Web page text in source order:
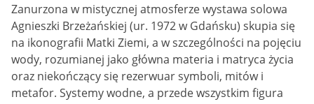
Zanurzona w mistycznej atmosferze wystawa solowa
Agnieszki Brzeżańskiej (ur. 1972 w Gdańsku) skupia się
na ikonografii Matki Ziemi, a w szczególności na pojęciu
wody, rozumianej jako główna materia i matryca życia
oraz niekończący się rezerwuar symboli, mitów i
metafor. Systemy wodne, a przede wszystkim figura